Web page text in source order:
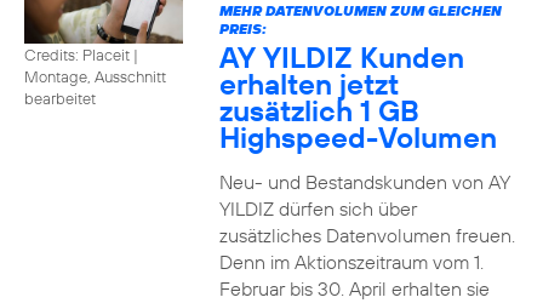
Credits: Placeit |
Montage, Ausschnitt
bearbeitet
MEHR DATENVOLUMEN ZUM GLEICHEN
PREIS:
AY YILDIZ Kunden
erhalten jetzt
zusätzlich 1 GB
Highspeed-Volumen
Neu- und Bestandskunden von AY
YILDIZ dürfen sich über
zusätzliches Datenvolumen freuen.
Denn im Aktionszeitraum vom 1.
Februar bis 30. April erhalten sie